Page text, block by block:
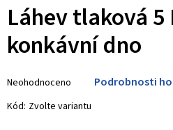
Láhev tlaková 5
konkávní dno
hodnocení
produktu
Neohodnoceno Podrobnosti
Kód: Zvolte variantu